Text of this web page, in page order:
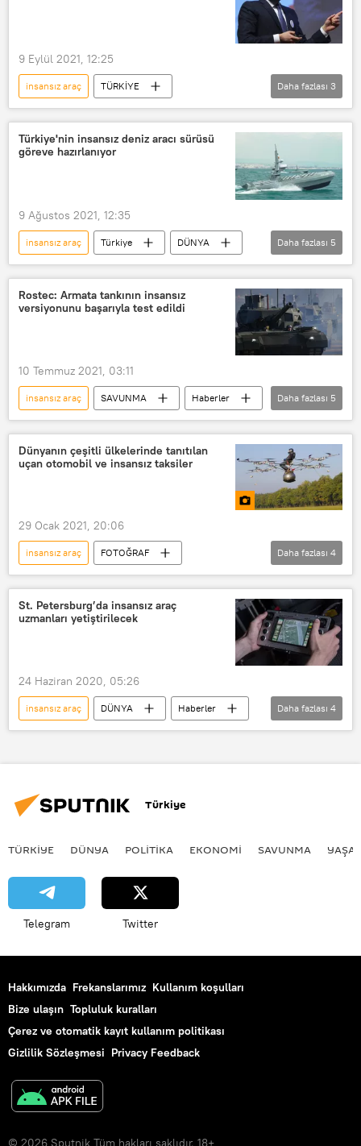
9 Eylül 2021, 12:25
insansız araç
TÜRKİYE
Selçuk Bayraktar
SİHA
Baykar Savunma
Daha fazlası 3
Türkiye'nin insansız deniz aracı sürüsü
göreve hazırlanıyor
9 Ağustos 2021, 12:35
insansız araç Türkiye
DÜNYA
Haberler
Deniz
Cumhurbaşkanlığı
Savunma Sanayii Başkanlığı
Daha fazlası 5
Rostec: Armata tankının insansız
versiyonunu başarıyla test edildi
10 Temmuz 2021, 03:11
insansız araç SAVUNMA
Haberler
DÜNYA
Rusya
Rostec
T-14 Armata
Armata tankı
Daha fazlası 5
Dünyanın çeşitli ülkelerinde tanıtılan
uçan otomobil ve insansız taksiler
29 Ocak 2021, 20:06
insansız araç
FOTOĞRAF
MULTİMEDYA
uçan araba
Uçan otomobil
uçan taksi
Daha fazlası 4
St. Petersburg’da insansız araç
uzmanları yetiştirilecek
24 Haziran 2020, 05:26
insansız araç DÜNYA
Haberler
Gazprom
St. Petersburg
Daha fazlası 4
Türkiye
TÜRKIYE DÜNYA POLİTİKA EKONOMİ SAVUNMA
Telegram Twitter
Hakkımızda Frekanslarımız Kullanım koşulları
Bize ulaşın Topluluk kuralları
Çerez ve otomatik kayıt kullanım politikası
Gizlilik Sözleşmesi Privacy Feedback
© 2026 Sputnik Tüm hakları saklıdır. 18+